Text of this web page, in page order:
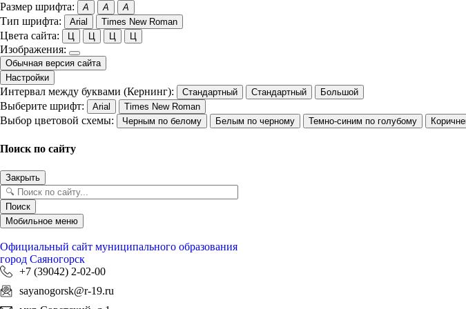
Размер шрифта: A A A
Тип шрифта: Arial Times New Roman
Цвета сайта: Ц Ц Ц Ц
Изображения:
Обычная версия сайта
Настройки
Интервал между буквами (Кернинг): Стандартный Стандартный Большой
Выберите шрифт: Arial Times New Roman
Выбор цветовой схемы: Черным по белому Белым по черному Темно-синим по голубому
Поиск по сайту
Закрыть
Поиск
Мобильное меню
Официальный сайт муниципального образования
город Саяногорск
+7 (39042) 2-02-00
sayanogorsk@r-19.ru